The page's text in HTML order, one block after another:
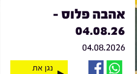
אהבה פלוס -
04.08.26
04.08.2026
נגן את